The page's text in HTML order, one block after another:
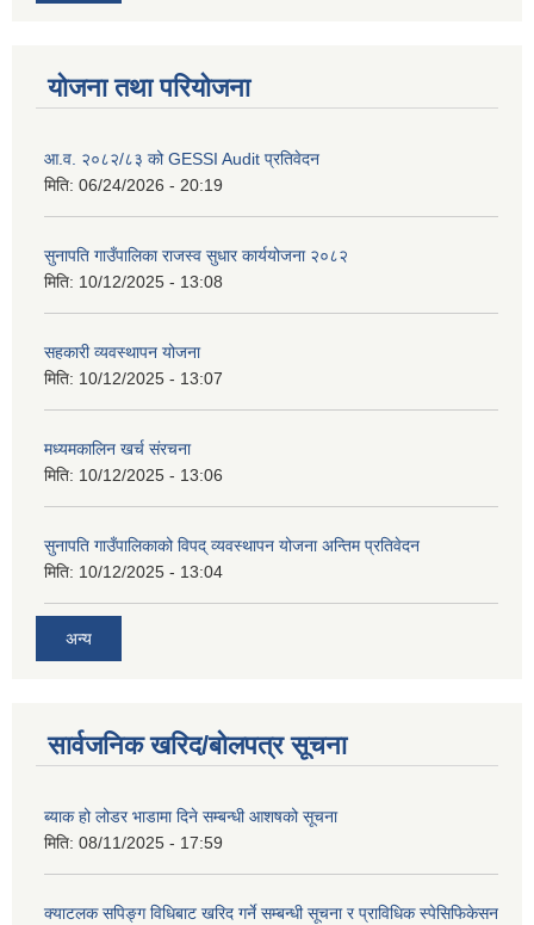
योजना तथा परियोजना
आ.व. २०८२/८३ को GESSI Audit प्रतिवेदन
मिति: 06/24/2026 - 20:19
सुनापति गाउँपालिका राजस्व सुधार कार्ययोजना २०८२
मिति: 10/12/2025 - 13:08
सहकारी व्यवस्थापन योजना
मिति: 10/12/2025 - 13:07
मध्यमकालिन खर्च संरचना
मिति: 10/12/2025 - 13:06
सुनापति गाउँपालिकाको विपद् व्यवस्थापन योजना अन्तिम प्रतिवेदन
मिति: 10/12/2025 - 13:04
अन्य
सार्वजनिक खरिद/बोलपत्र सूचना
ब्याक हो लोडर भाडामा दिने सम्बन्धी आशषको सूचना
मिति: 08/11/2025 - 17:59
क्याटलक सपिङ्ग विधिबाट खरिद गर्ने सम्बन्धी सूचना र प्राविधिक स्पेसिफिकेसन